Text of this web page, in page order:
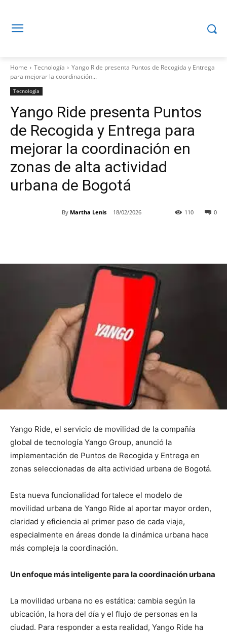
Home Tecnología
Yango Ride presenta Puntos de Recogida y Entrega
para mejorar la coordinación...
Tecnología
Yango Ride presenta Puntos
de Recogida y Entrega para
mejorar la coordinación en
zonas de alta actividad
urbana de Bogotá
By Martha Lenis 18/02/2026 0
110
Yango Ride, el servicio de movilidad de la compañía
global de tecnología Yango Group, anunció la
implementación de Puntos de Recogida y Entrega en
zonas seleccionadas de alta actividad urbana de Bogotá.
Esta nueva funcionalidad fortalece el modelo de
movilidad urbana de Yango Ride al aportar mayor orden,
claridad y eficiencia al primer paso de cada viaje,
especialmente en áreas donde la dinámica urbana hace
más compleja la coordinación.
Un enfoque más inteligente para la coordinación urbana
La movilidad urbana no es estática: cambia según la
ubicación, la hora del día y el flujo de personas en la
ciudad. Para responder a esta realidad, Yango Ride ha